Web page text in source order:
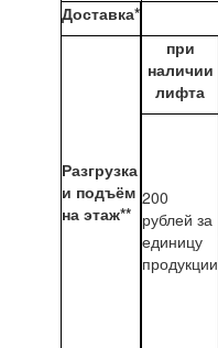
Доставка*
Разгрузка
и подъём
на этаж**
при
наличии
лифта
200
рублей за
единицу
продукции